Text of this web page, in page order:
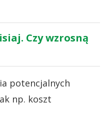
Czy wzrosną
potencjalnych
np. koszt